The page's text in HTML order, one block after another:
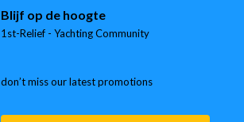
Blijf op de hoogte
1st-Relief - Yachting Community
don’t miss our latest promotions